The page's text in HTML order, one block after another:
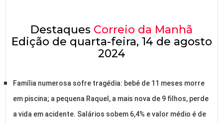
Destaques Correio da Manhã
Edição de quarta-feira, 14 de agosto
2024
Família numerosa sofre tragédia: bebé de 11 meses morre
em piscina; a pequena Raquel, a mais nova de 9 filhos, perde
a vida em acidente. Salários sobem 6,4% e valor médio é de